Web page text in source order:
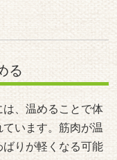
る
、温めることで体
います。筋肉が温
ばりが軽くなる可能